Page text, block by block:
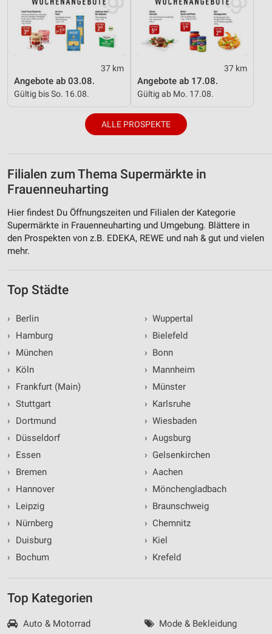
37 km
Angebote ab 03.08.
Gültig bis So. 16.08.
37 km
Angebote ab 17.08.
Gültig ab Mo. 17.08.
ALLE PROSPEKTE
Filialen zum Thema Supermärkte in
Frauenneuharting
Hier findest Du Öffnungszeiten und Filialen der Kategorie
Supermärkte in Frauenneuharting und Umgebung. Blättere in
den Prospekten von z.B. EDEKA, REWE und nah & gut und vielen
mehr.
Top Städte
›
Berlin
›
Hamburg
›
München
›
Köln
›
Frankfurt (Main)
› Stuttgart
›
Dortmund
›
Düsseldorf
›
Essen
›
Bremen
›
Hannover
›
Leipzig
›
Nürnberg
›
Duisburg
›
Bochum
› Wuppertal
› Bielefeld
› Bonn
› Mannheim
› Münster
› Karlsruhe
› Wiesbaden
› Augsburg
› Gelsenkirchen
› Aachen
› Mönchengladbach
› Braunschweig
› Chemnitz
› Kiel
› Krefeld
Top Kategorien
Auto & Motorrad
Mode & Bekleidung